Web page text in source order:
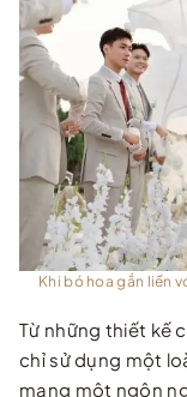
Khi bó hoa gắn liền
Từ những thiết kế
chỉ sử dụng một
mang một ngôn